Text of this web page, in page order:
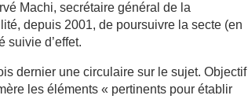
Machi, secrétaire général de la
depuis 2001, de poursuivre la secte (en
suivie d’effet.
dernier une circulaire sur le sujet. Objectif
les éléments « pertinents pour établir